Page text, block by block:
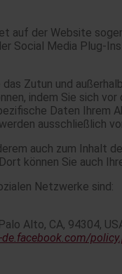
auf der Website
Social Media Plug-
Zutun und
indem Sie sich
Daten Ihrem
ausschließlich
auch zum Inhalt
können Sie auch
Netzwerke sind:
Alto, CA, 94304,